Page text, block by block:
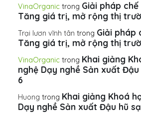
VinaOrganic trong Giải pháp chế
Tăng giá trị, mở rộng thị
Trại lươn vĩnh tân trong Giải pháp
Tăng giá trị, mở rộng thị
VinaOrganic trong Khai giảng
nghệ Dạy nghề Sản xuất
6
Huong trong Khai giảng Khoá
Dạy nghề Sản xuất Đậu hũ